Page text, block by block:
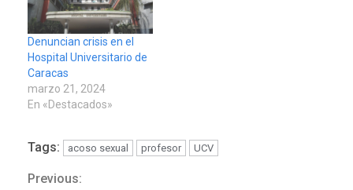
Denuncian crisis en el
Hospital Universitario de
Caracas
marzo 21, 2024
En «Destacados»
Tags: acoso sexual profesor UCV
Previous: